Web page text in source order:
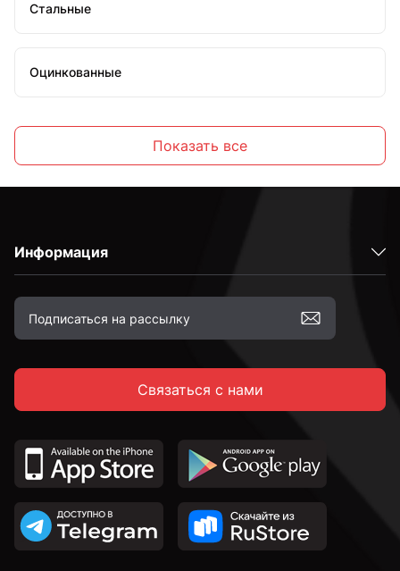
Стальные
Оцинкованные
С неполной резьбой
к.п. 4,8
к.п. 8,8
к.п. 10,9
Показать все
Информация
Связаться с нами